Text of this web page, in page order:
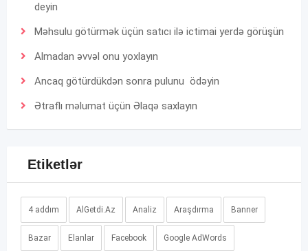
deyin
Məhsulu götürmək üçün satıcı ilə ictimai yerdə görüşün
Almadan əvvəl onu yoxlayın
Ancaq götürdükdən sonra pulunu ödəyin
Ətraflı məlumat üçün Əlaqə saxlayın
Etiketlər
4 addım AlGetdi.Az Analiz Araşdırma Banner
Bazar Elanlar Facebook Google AdWords